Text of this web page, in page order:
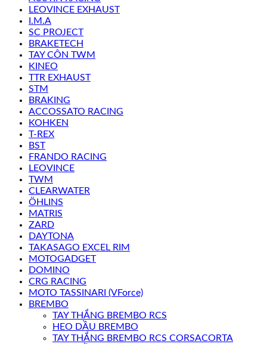
LEOVINCE EXHAUST
I.M.A
SC PROJECT
BRAKETECH
TAY CÔN TWM
KINEO
TTR EXHAUST
STM
BRAKING
ACCOSSATO RACING
KOHKEN
T-REX
BST
FRANDO RACING
LEOVINCE
TWM
CLEARWATER
ÖHLINS
MATRIS
ZARD
DAYTONA
TAKASAGO EXCEL RIM
MOTOGADGET
DOMINO
CRG RACING
MOTO TASSINARI (VForce)
BREMBO
TAY THẮNG BREMBO RCS
HEO DẦU BREMBO
TAY THẮNG BREMBO RCS CORSACORTA